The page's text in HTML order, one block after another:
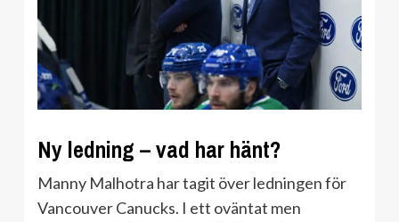
Ny ledning – vad har hänt?
Manny Malhotra har tagit över ledningen för
Vancouver Canucks. I ett oväntat men